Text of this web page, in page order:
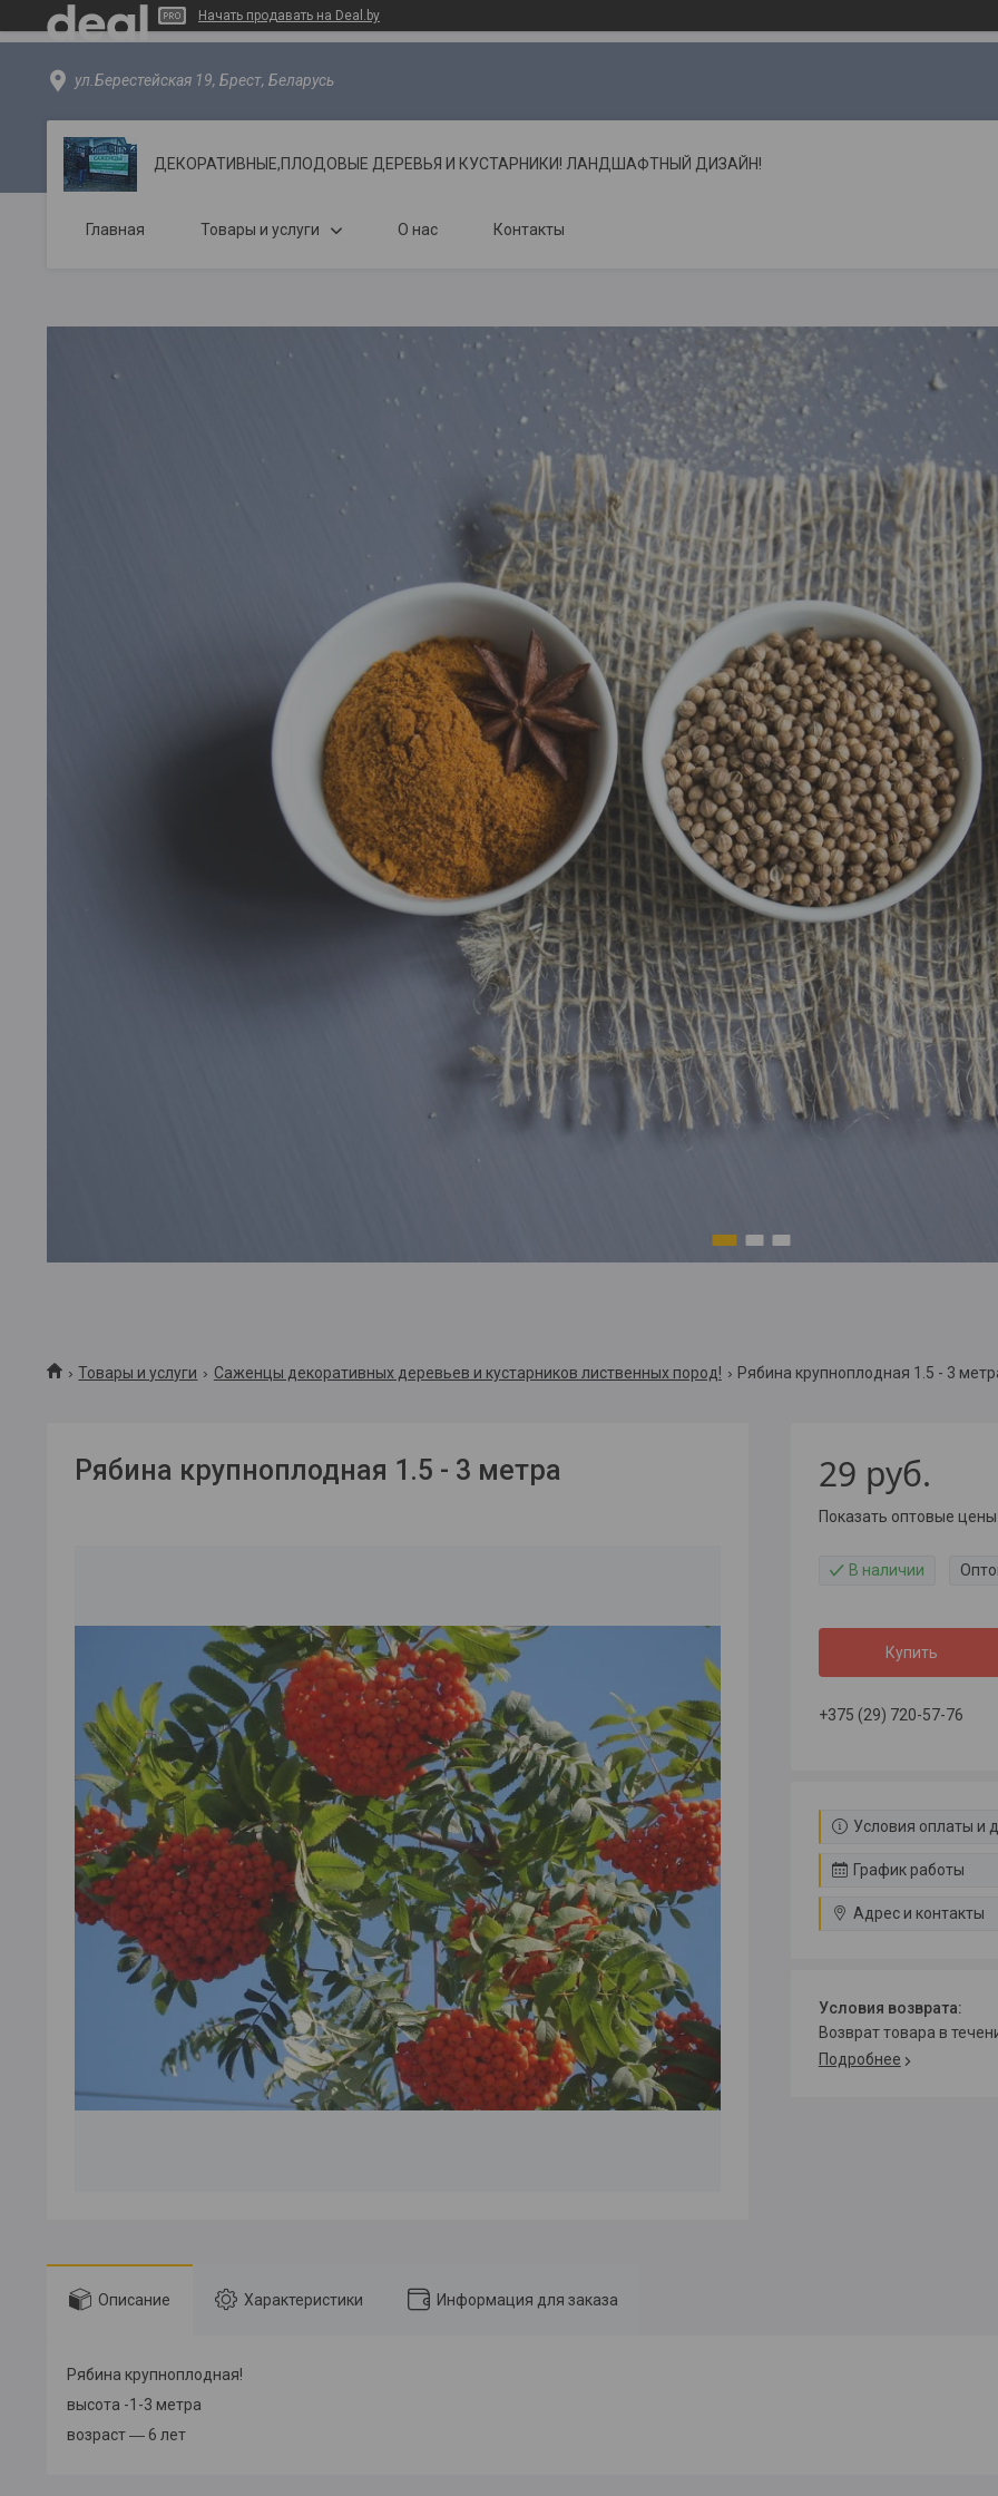
Начать продавать на Deal.by
ул.Берестейская 19, Брест, Беларусь
ДЕКОРАТИВНЫЕ,ПЛОДОВЫЕ ДЕРЕВЬЯ И КУСТАРНИКИ! ЛАНДШАФТНЫЙ ДИЗАЙН!
Главная Товары и услуги О нас Контакты
Товары и услуги Саженцы декоративных деревьев и кустарников лиственных пород! Рябина крупноплодная 1.5 - 3
Рябина крупноплодная 1.5 - 3 метра 29 руб.
Показать оптовые цены
В наличии
Купить
+375 (29) 720-57-76
Условия оплаты и
График работы
Адрес и контакты
возврат товара в
Подробнее
Описание Характеристики Информация для заказа
Рябина крупноплодная!
высота -1-3 метра
возраст ― 6 лет